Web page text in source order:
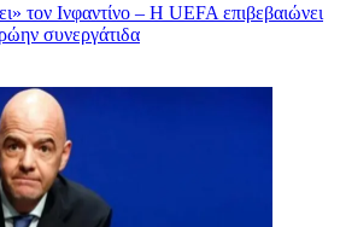
τον Ινφαντίνο – Η UEFA επιβεβαιώνει
συνεργάτιδα